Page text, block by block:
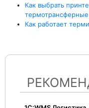
Как выбрать
Как работает